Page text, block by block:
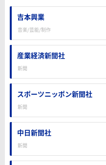
吉本興業
音楽/芸能/制作
産業経済新聞社
新聞
スポーツニッポン新聞社
新聞
中日新聞社
新聞